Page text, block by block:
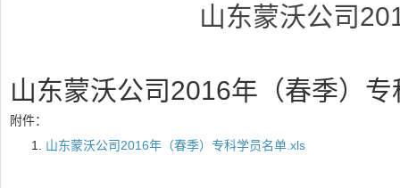
山东蒙沃公司
山东蒙沃公司2016年（春季）
附件：
山东蒙沃公司2016年（春季）专科学员名单.xls